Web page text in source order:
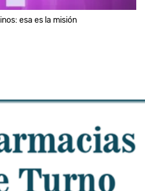
esa es la misión